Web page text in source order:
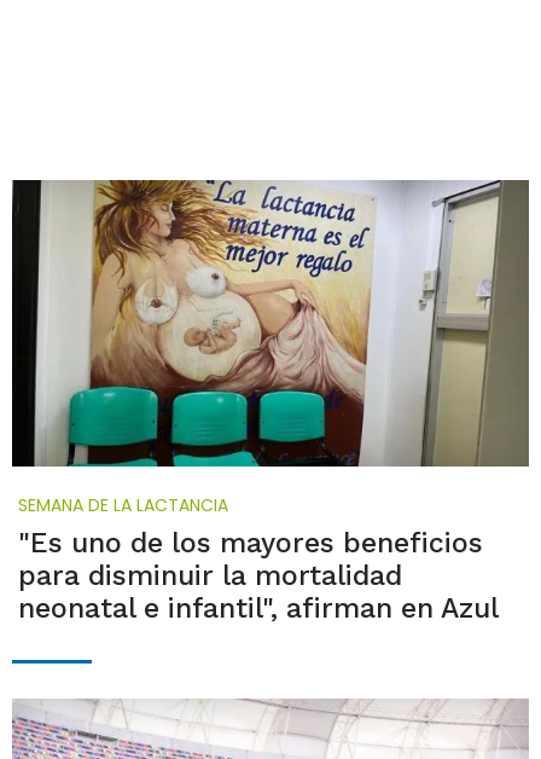
SEMANA DE LA LACTANCIA
"Es uno de los mayores beneficios
para disminuir la mortalidad
neonatal e infantil", afirman en Azul